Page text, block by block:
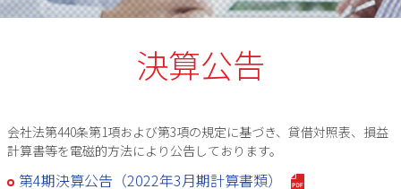
決算公告
会社法第440条第1項および第3項の規定に基づき、貸借対照表、損益
計算書等を電磁的方法により公告しております。
第4期決算公告（2022年3月期計算書類）